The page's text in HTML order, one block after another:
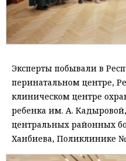
Эксперты побывали в
перинатальном центре,
клиническом центре
ребенка им. А.
центральных районных
Ханбиева, Поликлинике